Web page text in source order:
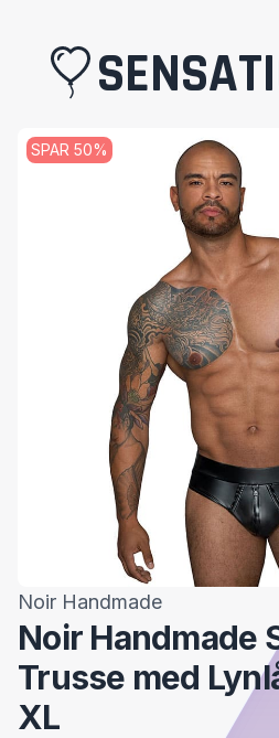
Noir Handmade
Noir Handmade
Trusse med
XL
SPAR 50%